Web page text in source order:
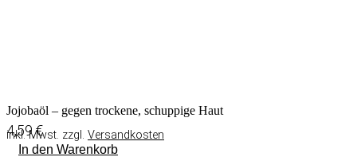
Jojobaöl – gegen trockene, schuppige Haut
4,59€
inkl. Mwst. zzgl. Versandkosten
In den Warenkorb